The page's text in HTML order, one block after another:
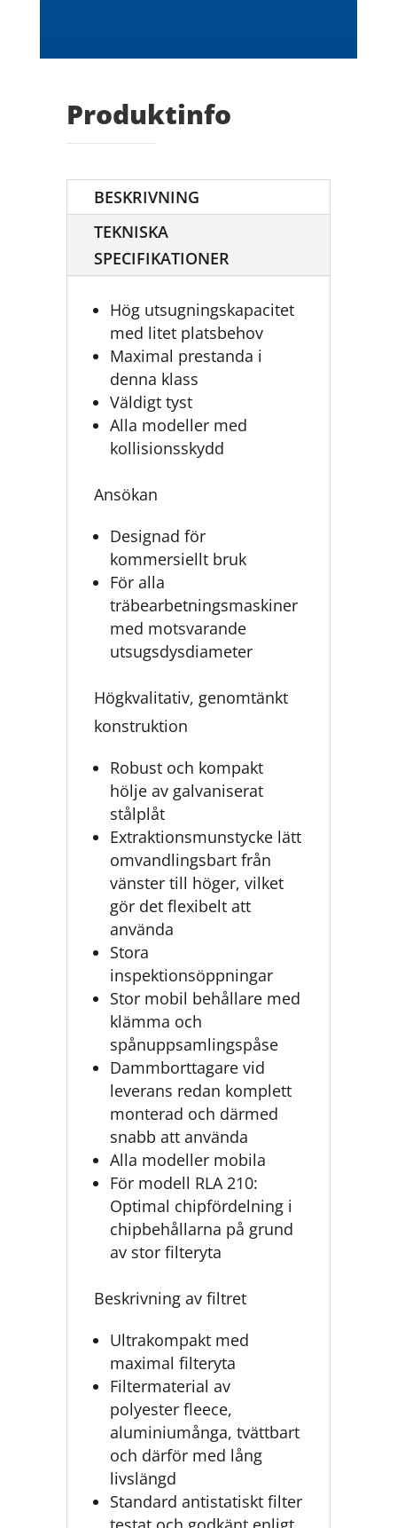
Produktinfo
BESKRIVNING
TEKNISKA
SPECIFIKATIONER
Hög utsugningskapacitet
med litet platsbehov
Maximal prestanda i
denna klass
Väldigt tyst
Alla modeller med
kollisionsskydd
Ansökan
Designad för
kommersiellt bruk
För alla
träbearbetningsmaskiner
med motsvarande
utsugsdysdiameter
Högkvalitativ, genomtänkt
konstruktion
Robust och kompakt
hölje av galvaniserat
stålplåt
Extraktionsmunstycke lätt
omvandlingsbart från
vänster till höger, vilket
gör det flexibelt att
använda
Stora
inspektionsöppningar
Stor mobil behållare med
klämma och
spånuppsamlingspåse
Dammborttagare vid
leverans redan komplett
monterad och därmed
snabb att använda
Alla modeller mobila
För modell RLA 210:
Optimal chipfördelning i
chipbehållarna på grund
av stor filteryta
Beskrivning av filtret
Ultrakompakt med
maximal filteryta
Filtermaterial av
polyester fleece,
aluminiumånga, tvättbart
och därför med lång
livslängd
Standard antistatiskt filter